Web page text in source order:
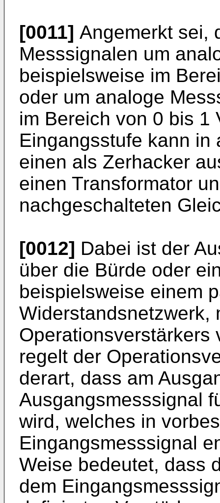
[0011] Angemerkt sei,
Messsignalen um
beispielsweise im
oder um analoge
im Bereich von 0 bis 1
Eingangsstufe kann in
einen als Zerhacker
einen Transformator
nachgeschalteten
[0012] Dabei ist der
über die Bürde oder
beispielsweise einem
Widerstandsnetzwerk,
Operationsverstärkers
regelt der
derart, dass am
Ausgangsmesssignal
wird, welches in
Eingangsmesssignal
Weise bedeutet, dass
dem